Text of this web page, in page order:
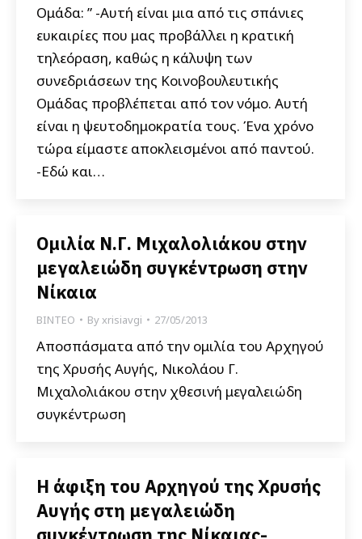
Ομάδα: ” -Αυτή είναι μια από τις σπάνιες
ευκαιρίες που μας προβάλλει η κρατική
τηλεόραση, καθώς η κάλυψη των
συνεδριάσεων της Κοινοβουλευτικής
Ομάδας προβλέπεται από τον νόμο. Αυτή
είναι η ψευτοδημοκρατία τους. Ένα χρόνο
τώρα είμαστε αποκλεισμένοι από παντού.
-Εδώ και…
Ομιλία Ν.Γ. Μιχαλολιάκου στην
μεγαλειώδη συγκέντρωση στην
Νίκαια
ΒΙΝΤΕΟ Byxrisiavgi 27/05/2013
Αποσπάσματα από την ομιλία του Αρχηγού
της Χρυσής Αυγής, Νικολάου Γ.
Μιχαλολιάκου στην χθεσινή μεγαλειώδη
συγκέντρωση
Η άφιξη του Αρχηγού της Χρυσής
Αυγής στη μεγαλειώδη